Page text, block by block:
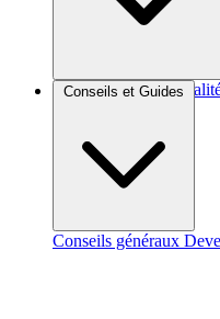
Brèves et actus
Conseils et Guides
Conseils généraux